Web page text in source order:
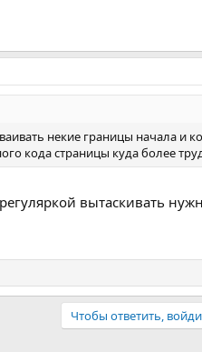
некие границы начала и
кода страницы куда более
вытаскивать
Чтобы ответить,